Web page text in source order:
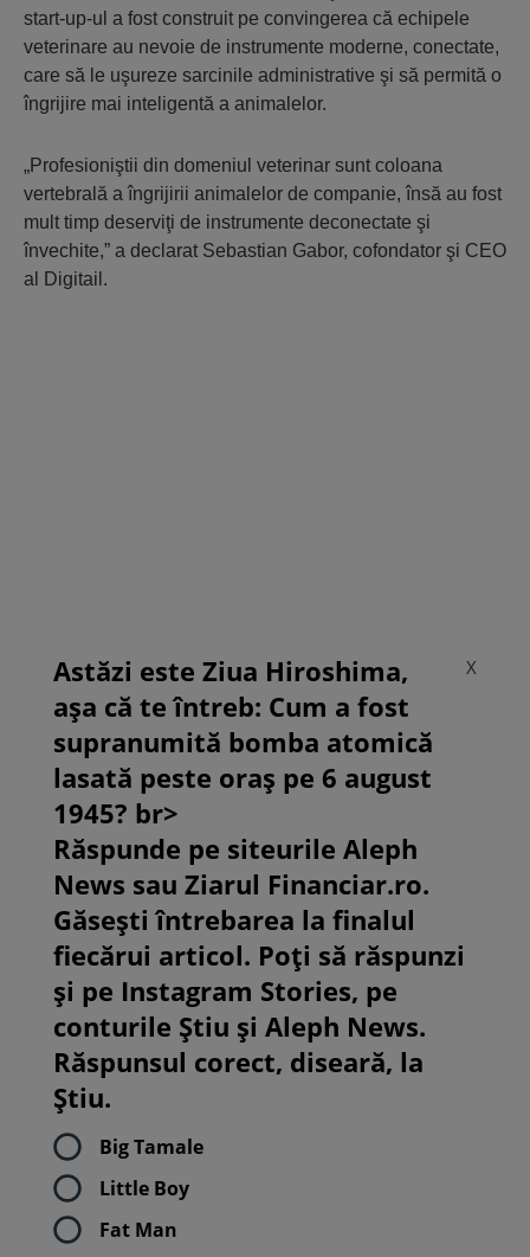
start-up-ul a fost construit pe convingerea că echipele
veterinare au nevoie de instrumente moderne, conectate,
care să le uşureze sarcinile administrative şi să permită o
îngrijire mai inteligentă a animalelor.
„Profesioniştii din domeniul veterinar sunt coloana
vertebrală a îngrijirii animalelor de companie, însă au fost
mult timp deserviţi de instrumente deconectate şi
învechite,” a declarat Sebastian Gabor, cofondator şi CEO
al Digitail.
X
Astăzi este Ziua Hiroshima,
așa că te întreb: Cum a fost
supranumită bomba atomică
lasată peste oraș pe 6 august
1945? br>
Răspunde pe siteurile Aleph
News sau Ziarul Financiar.ro.
Găsești întrebarea la finalul
fiecărui articol. Poți să răspunzi
și pe Instagram Stories, pe
conturile Știu și Aleph News.
Răspunsul corect, diseară, la
Știu.
Big Tamale
Little Boy
Fat Man